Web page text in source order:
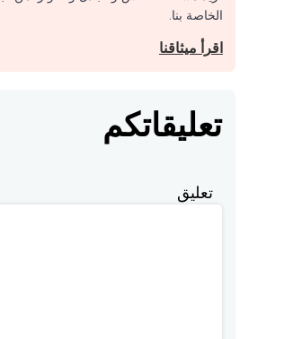
الخاصة بنا.
اقرأ ميثاقنا
تعليقاتكم
تعليق